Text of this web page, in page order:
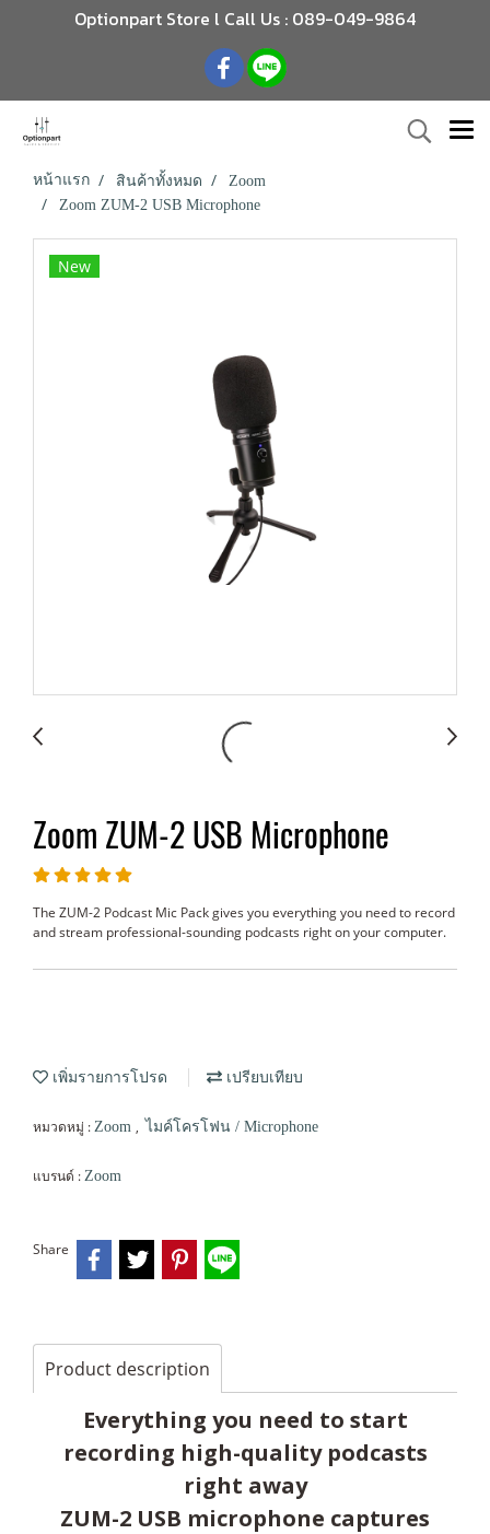
Optionpart Store l Call Us : 089-049-9864
หน้าแรก สินค้าทั้งหมด
Zoom
Zoom ZUM-2 USB Microphone
New
Zoom ZUM-2 USB Microphone
The ZUM-2 Podcast Mic Pack gives you everything you need to record
and stream professional-sounding podcasts right on your computer.
เพิ่มรายการโปรด เปรียบเทียบ
หมวดหมู่ : Zoom , ไมค์โครโฟน / Microphone
แบรนด์ : Zoom
Share
Product description
Everything you need to start
recording high-quality podcasts
right away
ZUM-2 USB microphone captures